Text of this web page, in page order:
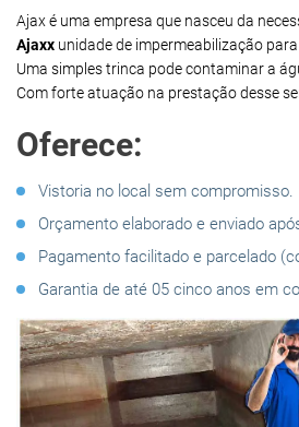
Ajax é uma empresa que nasceu da
Ajaxx unidade de impermeabilização
Uma simples trinca pode contaminar a
Com forte atuação na prestação desse
Oferece:
Vistoria no local sem compromisso.
Orçamento elaborado e enviado
Pagamento facilitado e parcelado
Garantia de até 05 cinco anos em